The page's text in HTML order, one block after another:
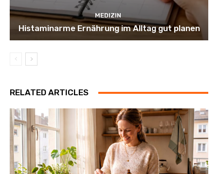
MEDIZIN
Histaminarme Ernährung im Alltag gut planen
RELATED ARTICLES